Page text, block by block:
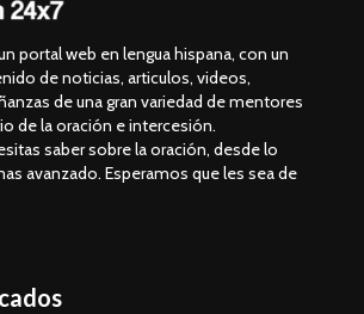
portal web en lengua hispana, con un
de noticias, articulos, videos,
de una gran variedad de mentores
de la oración e intercesión.
saber sobre la oración, desde lo
avanzado. Esperamos que les sea de